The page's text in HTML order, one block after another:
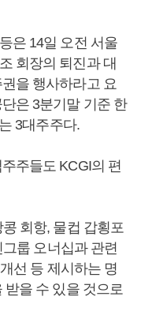
은 14일 오전 서울
회장의 퇴진과 대
을 행사하라고 요
은 3분기말 기준 한
3대주주다.
주들도 KCGI의 편
회항, 물컵 갑횡포
룹 오너십과 관련
선 등 제시하는 명
받을 수 있을 것으로